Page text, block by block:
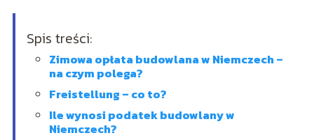
Spis treści:
Zimowa opłata budowlana w Niemczech –
na czym polega?
Freistellung – co to?
Ile wynosi podatek budowlany w
Niemczech?